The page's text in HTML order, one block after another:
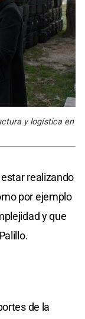
y logística en
realizando
por ejemplo
y que
de la